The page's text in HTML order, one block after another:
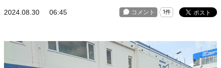
2024.08.30 06:45